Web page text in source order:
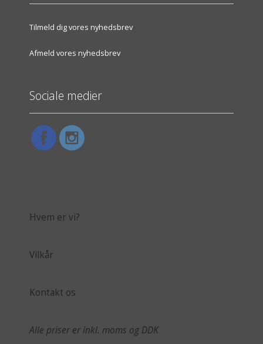
Tilmeld dig vores nyhedsbrev
Afmeld vores nyhedsbrev
Sociale medier
Hvem er vi?
Vilkår
Kontakt os
Alle priser er inkl. moms og DDK